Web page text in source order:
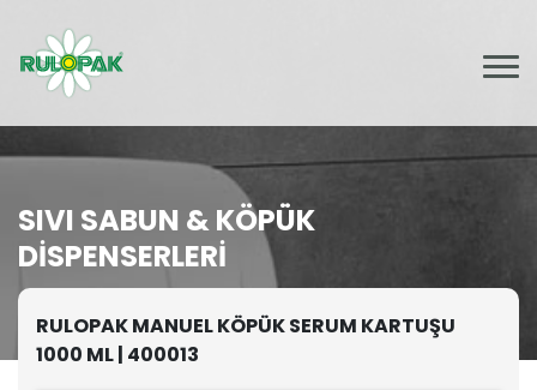
SIVI SABUN & KÖPÜK
DISPENSERLERI
RULOPAK MANUEL KÖPÜK SERUM KARTUŞU
1000 ML | 400013